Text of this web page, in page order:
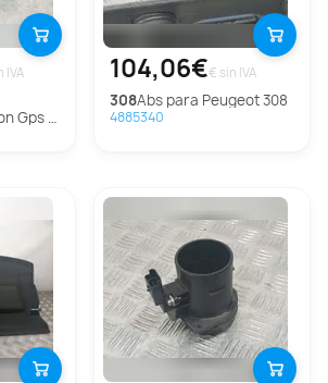
IVA
308
104,06€€ sin IVA
308 Abs para Peugeot 308
4885340